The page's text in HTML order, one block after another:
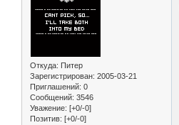
Откуда: Питер
Зарегистрирован: 2005-03-21
Приглашений: 0
Сообщений: 3546
Уважение: [+0/-0]
Позитив: [+0/-0]